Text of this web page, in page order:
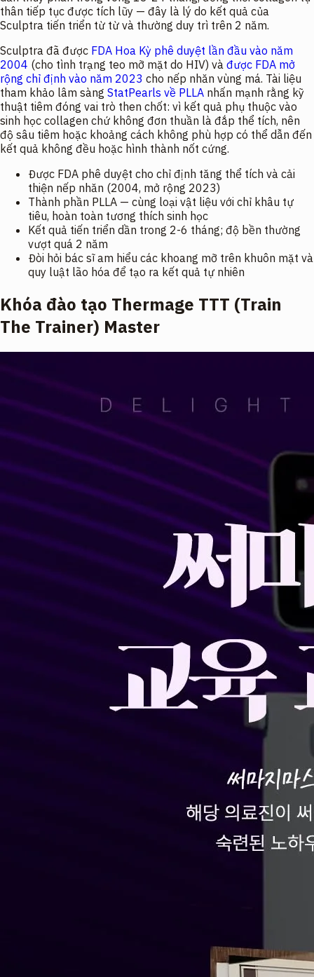
thân tiếp tục được tích lũy — đây là lý do kết quả của
Sculptra tiến triển từ từ và thường duy trì trên 2 năm.
Sculptra đã được FDA Hoa Kỳ phê duyệt lần đầu vào năm
2004 (cho tình trạng teo mỡ mặt do HIV) và được FDA mở
rộng chỉ định vào năm 2023 cho nếp nhăn vùng má. Tài liệu
tham khảo lâm sàng StatPearls về PLLA nhấn mạnh rằng kỹ
thuật tiêm đóng vai trò then chốt: vì kết quả phụ thuộc vào
sinh học collagen chứ không đơn thuần là đắp thể tích, nên
độ sâu tiêm hoặc khoảng cách không phù hợp có thể dẫn đến
kết quả không đều hoặc hình thành nốt cứng.
Được FDA phê duyệt cho chỉ định tăng thể tích và cải
thiện nếp nhăn (2004, mở rộng 2023)
Thành phần PLLA — cùng loại vật liệu với chỉ khâu tự
tiêu, hoàn toàn tương thích sinh học
Kết quả tiến triển dần trong 2-6 tháng; độ bền thường
vượt quá 2 năm
Đòi hỏi bác sĩ am hiểu các khoang mỡ trên khuôn mặt và
quy luật lão hóa để tạo ra kết quả tự nhiên
Khóa đào tạo Thermage TTT (Train
The Trainer) Master